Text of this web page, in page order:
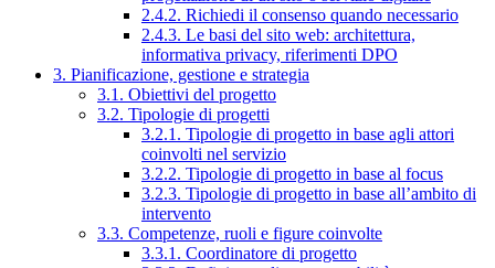
2.4.2. Richiedi il consenso quando necessario
2.4.3. Le basi del sito web: architettura,
informativa privacy, riferimenti DPO
3. Pianificazione, gestione e strategia
3.1. Obiettivi del progetto
3.2. Tipologie di progetti
3.2.1. Tipologie di progetto in base agli attori
coinvolti nel servizio
3.2.2. Tipologie di progetto in base al focus
3.2.3. Tipologie di progetto in base all’ambito di
intervento
3.3. Competenze, ruoli e figure coinvolte
3.3.1. Coordinatore di progetto